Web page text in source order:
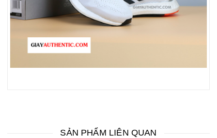
SẢN PHẨM LIÊN QUAN